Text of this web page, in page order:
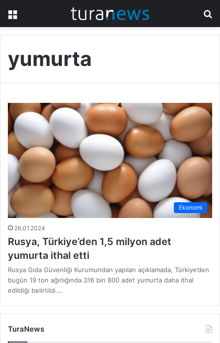
yumurta
Ekonomi
26.01.2024
Rusya, Türkiye’den 1,5 milyon adet
yumurta ithal etti
Rusya Gıda Güvenliği Kurumundan yapılan açıklamada, Türkiye’den
bugün 19 ton ağırlığında 316 bin 800 adet yumurta daha ithal
edildiği belirtildi.…
TuraNews